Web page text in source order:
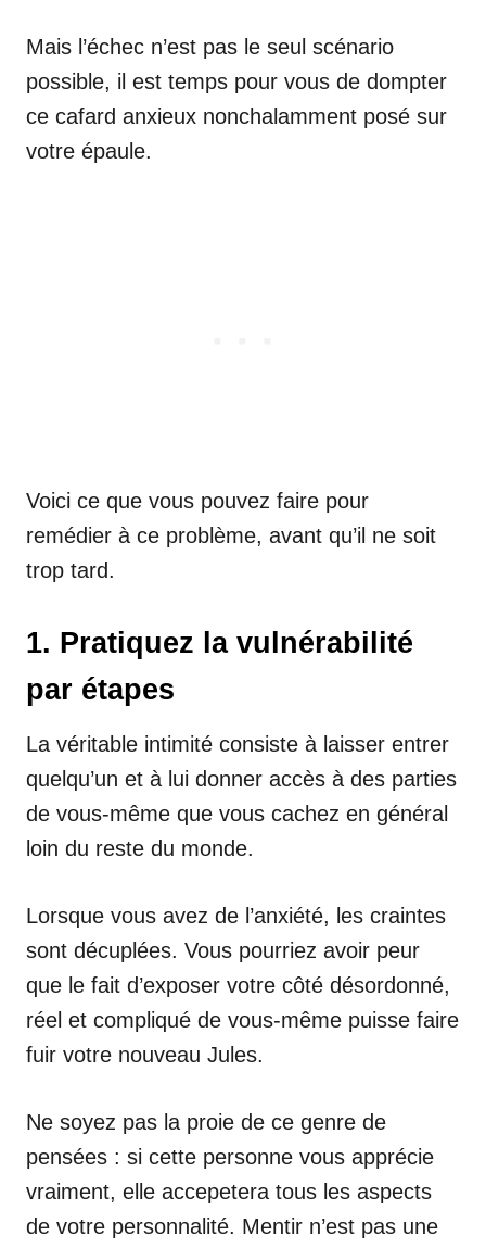
Mais l’échec n’est pas le seul scénario
possible, il est temps pour vous de dompter
ce cafard anxieux nonchalamment posé sur
votre épaule.
Voici ce que vous pouvez faire pour
remédier à ce problème, avant qu’il ne soit
trop tard.
1. Pratiquez la vulnérabilité
par étapes
La véritable intimité consiste à laisser entrer
quelqu’un et à lui donner accès à des parties
de vous-même que vous cachez en général
loin du reste du monde.
Lorsque vous avez de l’anxiété, les craintes
sont décuplées. Vous pourriez avoir peur
que le fait d’exposer votre côté désordonné,
réel et compliqué de vous-même puisse faire
fuir votre nouveau Jules.
Ne soyez pas la proie de ce genre de
pensées : si cette personne vous apprécie
vraiment, elle accepetera tous les aspects
de votre personnalité. Mentir n’est pas une